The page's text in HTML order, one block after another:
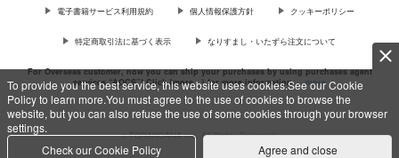
To provide you the best service, this website uses cookies.See our Cookie
Policy to learn more.You must agree to the use of cookies to browse the
website, but you can also refuse the use of some cookies through your browser
settings.
Check our Cookie Policy
Agree and close
電子書籍サービス利用規約 個人情報保護方針 クッキーポリシー
特定商取引法に基づく表示 なりすまし・いたずら注文について
For Overseas customer, now you can ship your purchases by using purchases agent
services “AOCS”! Click {more…} for more information …more
c TORANOANA Inc, All Rights Reserved.